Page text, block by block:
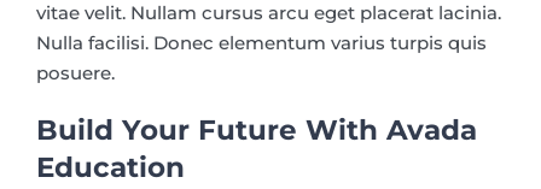
vitae velit. Nullam cursus arcu eget placerat lacinia.
Nulla facilisi. Donec elementum varius turpis quis
posuere.
Build Your Future With Avada
Education